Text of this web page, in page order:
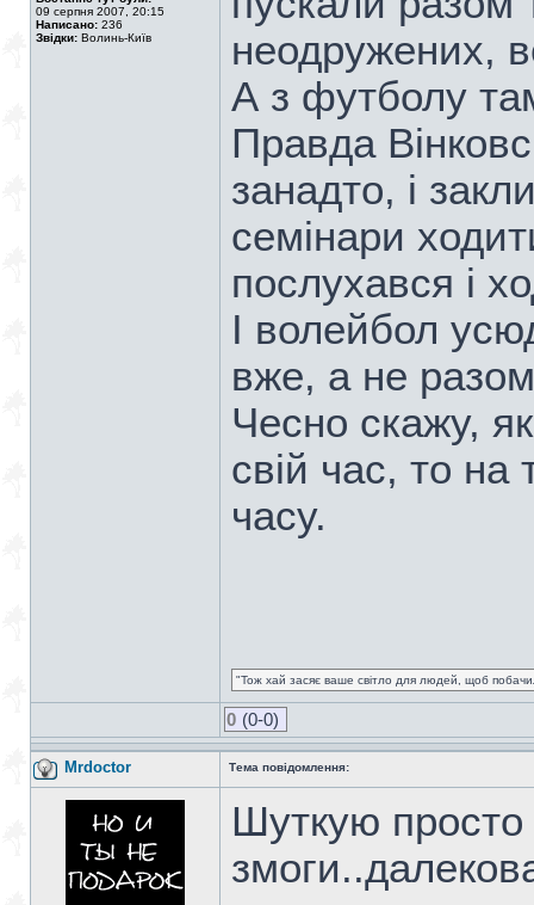
09 серпня 2007, 20:15
Написано: 236
Звідки: Волинь-Київ
неодружених,
А з футболу
Правда
занадто, і
семінари
послухався і
І волейбол
вже, а не
Чесно скажу,
свій час, то
часу.
"Тож хай засяє ваше світло для людей, щоб
0 (0-0)
Mrdoctor Тема повідомлення:
Шуткую просто